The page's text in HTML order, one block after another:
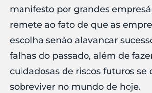
manifesto por grandes
remete ao fato de que as
escolha senão alavancar
falhas do passado, além de
cuidadosas de riscos futuros se
sobreviver no mundo de hoje.